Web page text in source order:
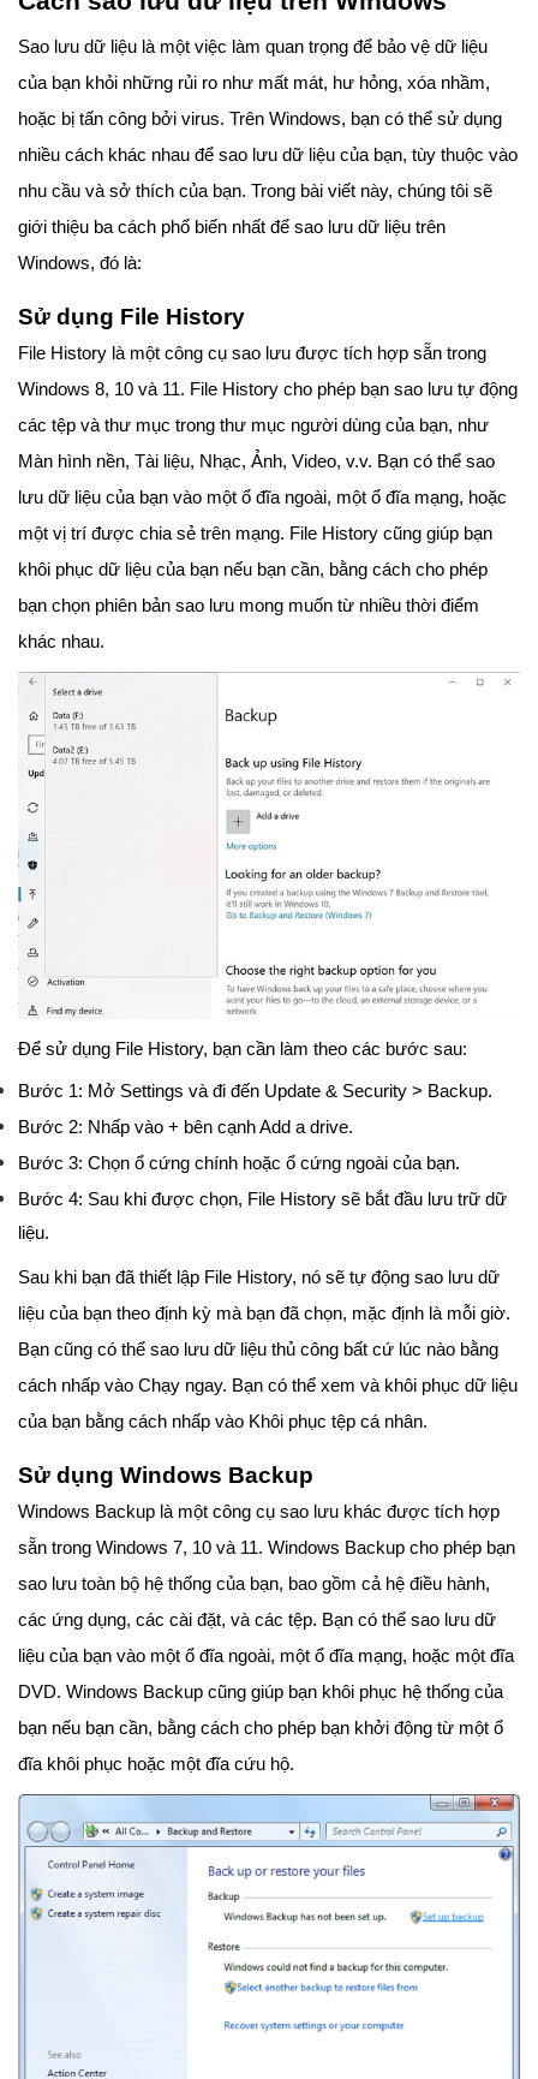
Sao lưu dữ liệu là một việc làm quan trọng để bảo vệ dữ liệu
của bạn khỏi những rủi ro như mất mát, hư hỏng, xóa nhầm,
hoặc bị tấn công bởi virus. Trên Windows, bạn có thể sử dụng
nhiều cách khác nhau để sao lưu dữ liệu của bạn, tùy thuộc vào
nhu cầu và sở thích của bạn. Trong bài viết này, chúng tôi sẽ
giới thiệu ba cách phổ biến nhất để sao lưu dữ liệu trên
Windows, đó là:
Sử dụng File History
File History là một công cụ sao lưu được tích hợp sẵn trong
Windows 8, 10 và 11. File History cho phép bạn sao lưu tự động
các tệp và thư mục trong thư mục người dùng của bạn, như
Màn hình nền, Tài liệu, Nhạc, Ảnh, Video, v.v. Bạn có thể sao
lưu dữ liệu của bạn vào một ổ đĩa ngoài, một ổ đĩa mạng, hoặc
một vị trí được chia sẻ trên mạng. File History cũng giúp bạn
khôi phục dữ liệu của bạn nếu bạn cần, bằng cách cho phép
bạn chọn phiên bản sao lưu mong muốn từ nhiều thời điểm
khác nhau.
Để sử dụng File History, bạn cần làm theo các bước sau:
Bước 1: Mở Settings và đi đến Update & Security > Backup.
Bước 2: Nhấp vào + bên cạnh Add a drive.
Bước 3: Chọn ổ cứng chính hoặc ổ cứng ngoài của bạn.
Bước 4: Sau khi được chọn, File History sẽ bắt đầu lưu trữ dữ
liệu.
Sau khi bạn đã thiết lập File History, nó sẽ tự động sao lưu dữ
liệu của bạn theo định kỳ mà bạn đã chọn, mặc định là mỗi giờ.
Bạn cũng có thể sao lưu dữ liệu thủ công bất cứ lúc nào bằng
cách nhấp vào Chạy ngay. Bạn có thể xem và khôi phục dữ liệu
của bạn bằng cách nhấp vào Khôi phục tệp cá nhân.
Sử dụng Windows Backup
Windows Backup là một công cụ sao lưu khác được tích hợp
sẵn trong Windows 7, 10 và 11. Windows Backup cho phép bạn
sao lưu toàn bộ hệ thống của bạn, bao gồm cả hệ điều hành,
các ứng dụng, các cài đặt, và các tệp. Bạn có thể sao lưu dữ
liệu của bạn vào một ổ đĩa ngoài, một ổ đĩa mạng, hoặc một đĩa
DVD. Windows Backup cũng giúp bạn khôi phục hệ thống của
bạn nếu bạn cần, bằng cách cho phép bạn khởi động từ một ổ
đĩa khôi phục hoặc một đĩa cứu hộ.